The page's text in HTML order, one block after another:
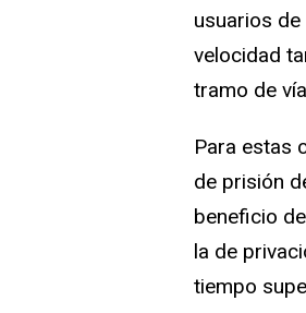
usuarios
velocidad
tramo de
Para estas
de prisión
beneficio
la de
tiempo